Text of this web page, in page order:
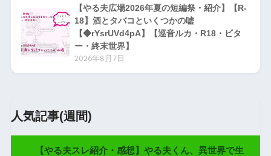
【やる夫広場2026年夏の短編祭・紹介】【R-
18】酒とタバコといくつかの嘘
【◆rYsrUVd4pA】【巡音ルカ・R18・ビタ
ー・終末世界】
2026年8月7日
人気記事(週間)